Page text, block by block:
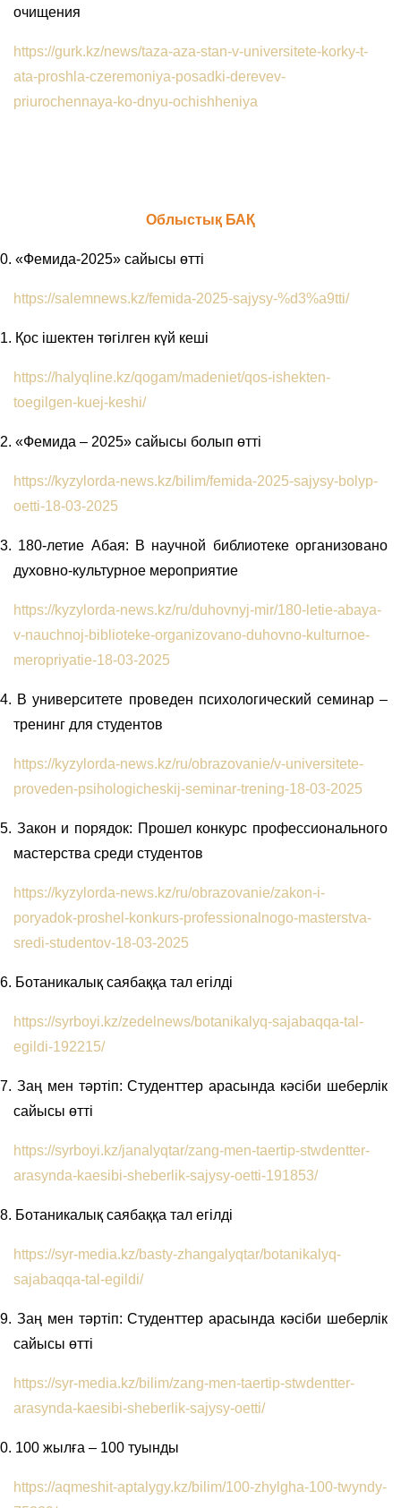
очищения
https://gurk.kz/news/taza-aza-stan-v-universitete-korky-t-
ata-proshla-czeremoniya-posadki-derevev-
priurochennaya-ko-dnyu-ochishheniya
Облыстық БАҚ
«Фемида-2025» сайысы өтті
https://salemnews.kz/femida-2025-sajysy-%d3%a9tti/
Қос ішектен төгілген күй кеші
https://halyqline.kz/qogam/madeniet/qos-ishekten-
toegilgen-kuej-keshi/
«Фемида – 2025» сайысы болып өтті
https://kyzylorda-news.kz/bilim/femida-2025-sajysy-bolyp-
oetti-18-03-2025
180-летие Абая: В научной библиотеке организовано
духовно-культурное мероприятие
https://kyzylorda-news.kz/ru/duhovnyj-mir/180-letie-abaya-
v-nauchnoj-biblioteke-organizovano-duhovno-kulturnoe-
meropriyatie-18-03-2025
В университете проведен психологический семинар –
тренинг для студентов
https://kyzylorda-news.kz/ru/obrazovanie/v-universitete-
proveden-psihologicheskij-seminar-trening-18-03-2025
Закон и порядок: Прошел конкурс профессионального
мастерства среди студентов
https://kyzylorda-news.kz/ru/obrazovanie/zakon-i-
poryadok-proshel-konkurs-professionalnogo-masterstva-
sredi-studentov-18-03-2025
Ботаникалық саябаққа тал егілді
https://syrboyi.kz/zedelnews/botanikalyq-sajabaqqa-tal-
egildi-192215/
Заң мен тәртіп: Студенттер арасында кәсіби шеберлік
сайысы өтті
https://syrboyi.kz/janalyqtar/zang-men-taertip-stwdentter-
arasynda-kaesibi-sheberlik-sajysy-oetti-191853/
Ботаникалық саябаққа тал егілді
https://syr-media.kz/basty-zhangalyqtar/botanikalyq-
sajabaqqa-tal-egildi/
Заң мен тәртіп: Студенттер арасында кәсіби шеберлік
сайысы өтті
https://syr-media.kz/bilim/zang-men-taertip-stwdentter-
arasynda-kaesibi-sheberlik-sajysy-oetti/
100 жылға – 100 туынды
https://aqmeshit-aptalygy.kz/bilim/100-zhylgha-100-twyndy-